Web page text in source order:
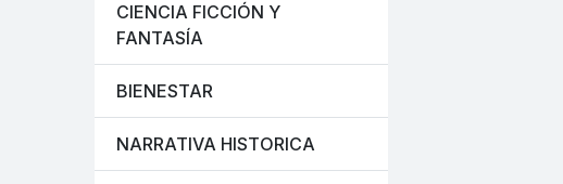
CIENCIA FICCIÓN Y
FANTASÍA
BIENESTAR
NARRATIVA HISTORICA